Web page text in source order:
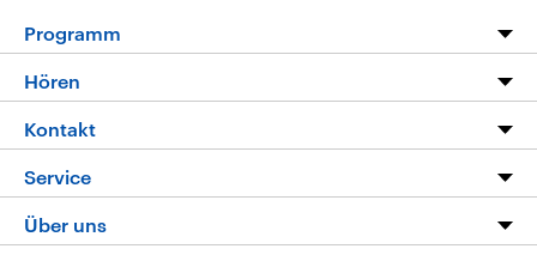
Programm
Programm
Die Nachrichten
Nachrichtenleicht
Neue Beiträge auf dlf.de
Hören
Livestream
Podcasts
Deutschlandfunk App
Kontakt
Hörerservice
Service
FAQ
Über uns